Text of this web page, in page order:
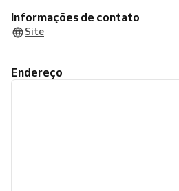
Informações de contato
Site
Endereço